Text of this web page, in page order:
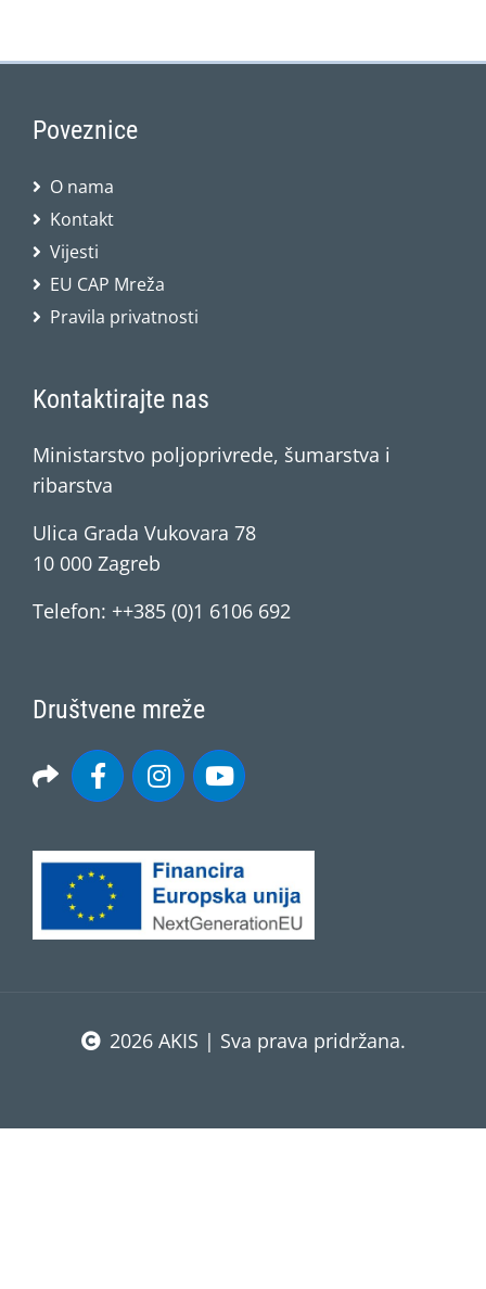
Poveznice
O nama
Kontakt
Vijesti
EU CAP Mreža
Pravila privatnosti
Kontaktirajte nas
Ministarstvo poljoprivrede, šumarstva i
ribarstva
Ulica Grada Vukovara 78
10 000 Zagreb
Telefon: ++385 (0)1 6106 692
Društvene mreže
2026 AKIS | Sva prava pridržana.